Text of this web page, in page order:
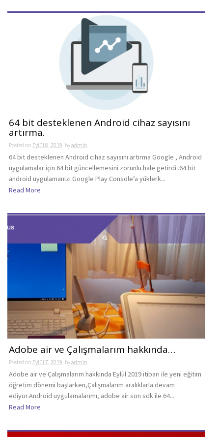
64 bit desteklenen Android cihaz sayısını
artırma.
Posted on Eylül 8, 2019 byadmin
64 bit desteklenen Android cihaz sayısını artırma Google , Android
uygulamalar için 64 bit güncellemesini zorunlu hale getirdi..64 bit
android uygulamanızı Google Play Console’a yüklerk...
Read More
Adobe air ve Çalışmalarım hakkında…
Posted on Eylül 7, 2019 byadmin
Adobe air ve Çalışmalarım hakkında Eylül 2019 itibarı ile yeni eğitim
öğretim dönemi başlarken,Çalışmalarım aralıklarla devam
ediyor.Android uygulamalarımı, adobe air son sdk ile 64...
Read More